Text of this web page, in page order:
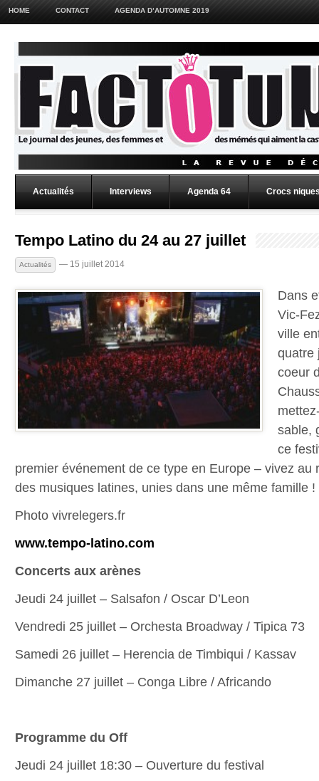
HOME CONTACT AGENDA D’AUTOMNE 2019
Actualités Interviews Agenda 64 Crocs
Tempo Latino du 24 au 27 juillet
Actualités — 15 juillet 2014
Dans
Vic-
ville
quatre
coeur
sable,
ce
premier événement de ce type en Europe – vivez au
des musiques latines, unies dans une même famille !
Photo vivrelegers.fr
www.tempo-latino.com
Concerts aux arènes
Jeudi 24 juillet – Salsafon / Oscar D’Leon
Vendredi 25 juillet – Orchesta Broadway / Tipica 73
Samedi 26 juillet – Herencia de Timbiqui / Kassav
Dimanche 27 juillet – Conga Libre / Africando
Programme du Off
Jeudi 24 juillet 18:30 – Ouverture du festival